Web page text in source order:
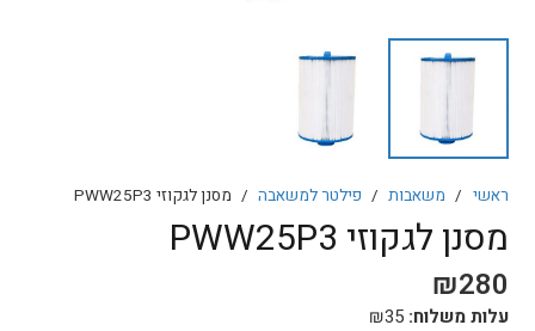
ראשי / משאבות / פילטר למשאבה / מסנן לגקוזי PWW25P3
מסנן לגקוזי PWW25P3
₪280
עלות משלוח: ₪35